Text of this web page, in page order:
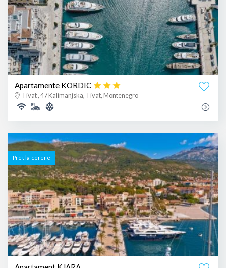
Apartamente KORDIC
Tivat , 47 Kalimanjska, Tivat, Montenegro
Pret la cerere